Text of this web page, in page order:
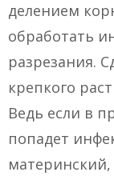
делением
обработать
разрезания.
крепкого
Ведь если в
попадет